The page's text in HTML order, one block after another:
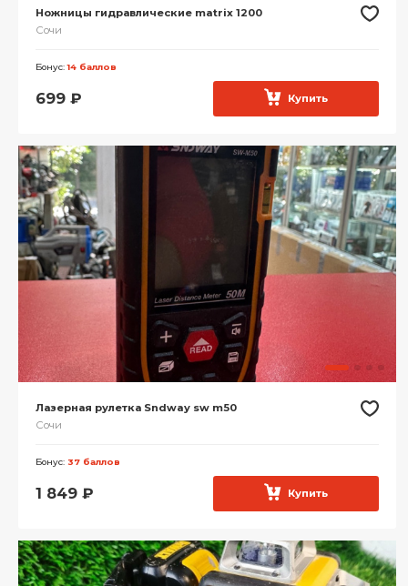
Ножницы гидравлические matrix 1200
Сочи
Бонус:14 баллов
699 ₽ Купить
Лазерная рулетка Sndway sw m50
Сочи
Бонус: 37 баллов
1 849 ₽ Купить